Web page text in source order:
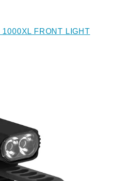
FRONT LIGHT